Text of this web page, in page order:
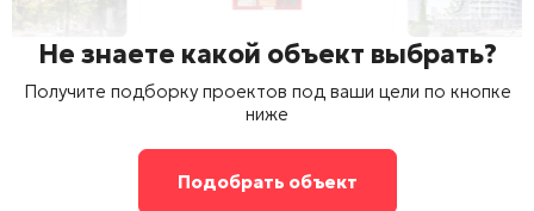
Не знаете какой объект выбрать?
Получите подборку проектов под ваши цели по кнопке
ниже
Подобрать объект